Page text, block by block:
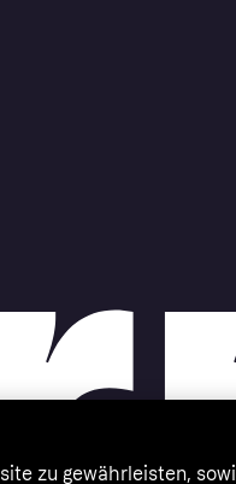
zu gewährleisten,